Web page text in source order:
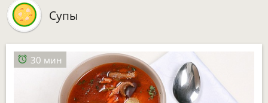
Супы
30 мин